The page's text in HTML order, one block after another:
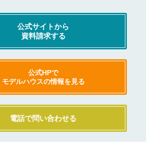
公式サイトから
資料請求する
公式HPで
モデルハウスの情報を見る
電話で問い合わせる